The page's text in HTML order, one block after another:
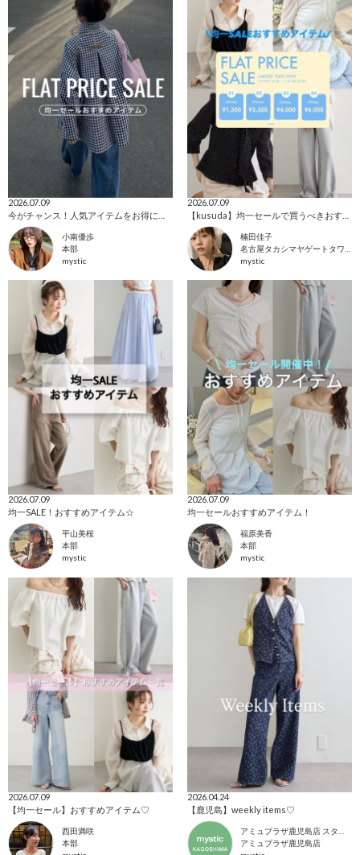
2026.07.09
小南優歩
本部
mystic
2026.07.09
【kusuda】均一セールで買うべきおすすめアイテム✨
楠田佳子
mystic
2026.07.09
均一SALE！おすすめアイテム☆
平山美桜
本部
mystic
2026.07.09
均一セールおすすめアイテム！
福原美香
本部
mystic
2026.07.09
【均一セール】おすすめアイテム♡
西田満咲
本部
2026.04.24
【鹿児島】weekly items♡
アミュプラザ鹿児島店